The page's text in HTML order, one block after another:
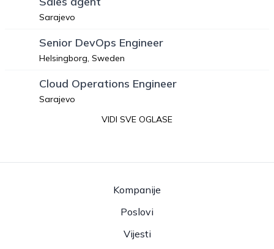
Sarajevo
Senior DevOps Engineer
Helsingborg, Sweden
Cloud Operations Engineer
Sarajevo
VIDI SVE OGLASE
Kompanije
Poslovi
Vijesti